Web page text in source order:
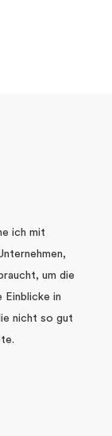
ich mit
um die
Einblicke in
nicht so gut